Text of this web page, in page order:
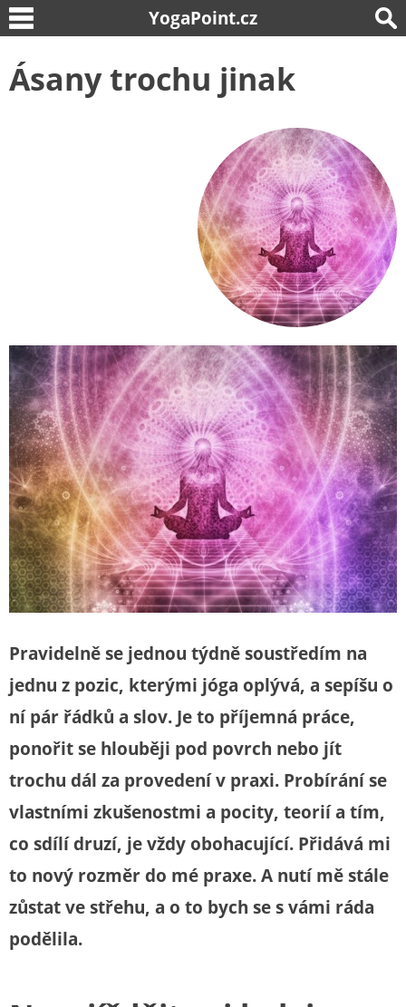
YogaPoint.cz
Ásany trochu jinak
Pravidelně se jednou týdně soustředím na
jednu z pozic, kterými jóga oplývá, a sepíšu o
ní pár řádků a slov. Je to příjemná práce,
ponořit se hlouběji pod povrch nebo jít
trochu dál za provedení v praxi. Probírání se
vlastními zkušenostmi a pocity, teorií a tím,
co sdílí druzí, je vždy obohacující. Přidává mi
to nový rozměr do mé praxe. A nutí mě stále
zůstat ve střehu, a o to bych se s vámi ráda
podělila.